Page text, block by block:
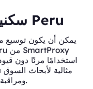
عناوين IP سكنية في Peru
يمكن أن يكون توسيع
استخدامًا مرنًا دون
ومراقبة العلامات التجارية.